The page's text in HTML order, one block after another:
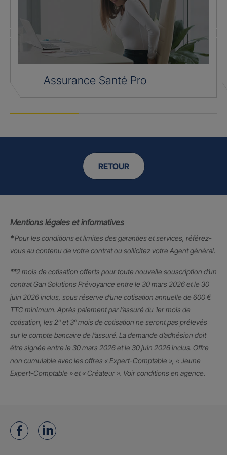
Assurance Santé Pro
RETOUR
Mentions légales et informatives
*Pour les conditions et limites des garanties et services, référez-
vous au contenu de votre contrat ou sollicitez votre Agent général.
**2 mois de cotisation offerts pour toute nouvelle souscription d’un
contrat Gan Solutions Prévoyance entre le 30 mars 2026 et le 30
juin 2026 inclus, sous réserve d’une cotisation annuelle de 600 €
TTC minimum. Après paiement par l’assuré du 1er mois de
cotisation, les 2ᵉ et 3ᵉ mois de cotisation ne seront pas prélevés
sur le compte bancaire de l’assuré. La demande d’adhésion doit
être signée entre le 30 mars 2026 et le 30 juin 2026 inclus. Offre
non cumulable avec les offres « Expert-Comptable », « Jeune
Expert-Comptable » et « Créateur ». Voir conditions en agence.